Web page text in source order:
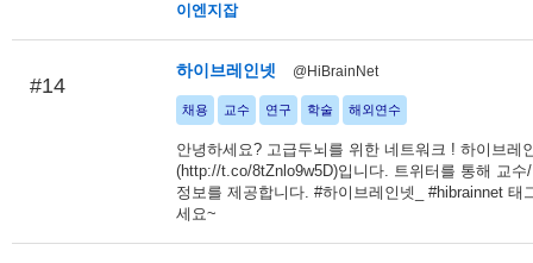
이엔지잡
#14
하이브레인넷 @HiBrainNet
채용 교수 연구 학술 해외연수
안녕하세요? 고급두뇌를 위한 네트워크 ! 하이브레
(http://t.co/8tZnlo9w5D)입니다. 트위터를 통해 교수
정보를 제공합니다. #하이브레인넷_ #hibrainnet 태
세요~